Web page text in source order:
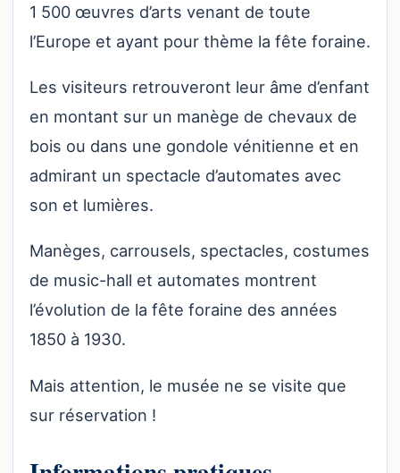
1 500 œuvres d’arts venant de toute
l’Europe et ayant pour thème la fête foraine.
Les visiteurs retrouveront leur âme d’enfant
en montant sur un manège de chevaux de
bois ou dans une gondole vénitienne et en
admirant un spectacle d’automates avec
son et lumières.
Manèges, carrousels, spectacles, costumes
de music-hall et automates montrent
l’évolution de la fête foraine des années
1850 à 1930.
Mais attention, le musée ne se visite que
sur réservation !